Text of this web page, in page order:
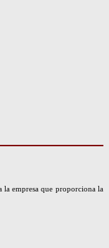
la empresa que proporciona la